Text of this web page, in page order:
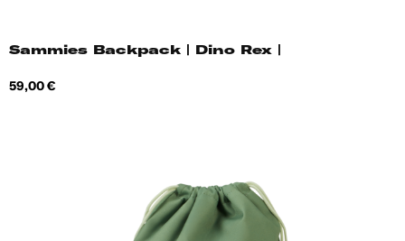
Sammies Backpack | Dino Rex |
Hind
59,00 €